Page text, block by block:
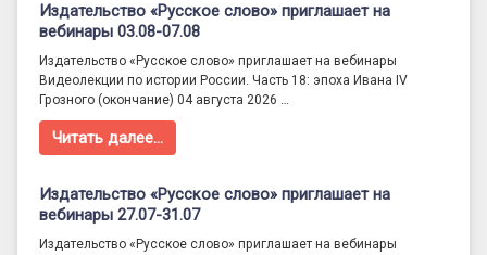
Издательство «Русское слово» приглашает на
вебинары 03.08-07.08
Издательство «Русское слово» приглашает на вебинары
Видеолекции по истории России. Часть 18: эпоха Ивана IV
Грозного (окончание) 04 августа 2026 …
Читать далее…
Издательство «Русское слово» приглашает на
вебинары 27.07-31.07
Издательство «Русское слово» приглашает на вебинары